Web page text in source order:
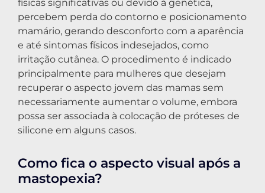
físicas significativas ou devido à genética,
percebem perda do contorno e posicionamento
mamário, gerando desconforto com a aparência
e até sintomas físicos indesejados, como
irritação cutânea. O procedimento é indicado
principalmente para mulheres que desejam
recuperar o aspecto jovem das mamas sem
necessariamente aumentar o volume, embora
possa ser associada à colocação de próteses de
silicone em alguns casos.
Como fica o aspecto visual após a
mastopexia?